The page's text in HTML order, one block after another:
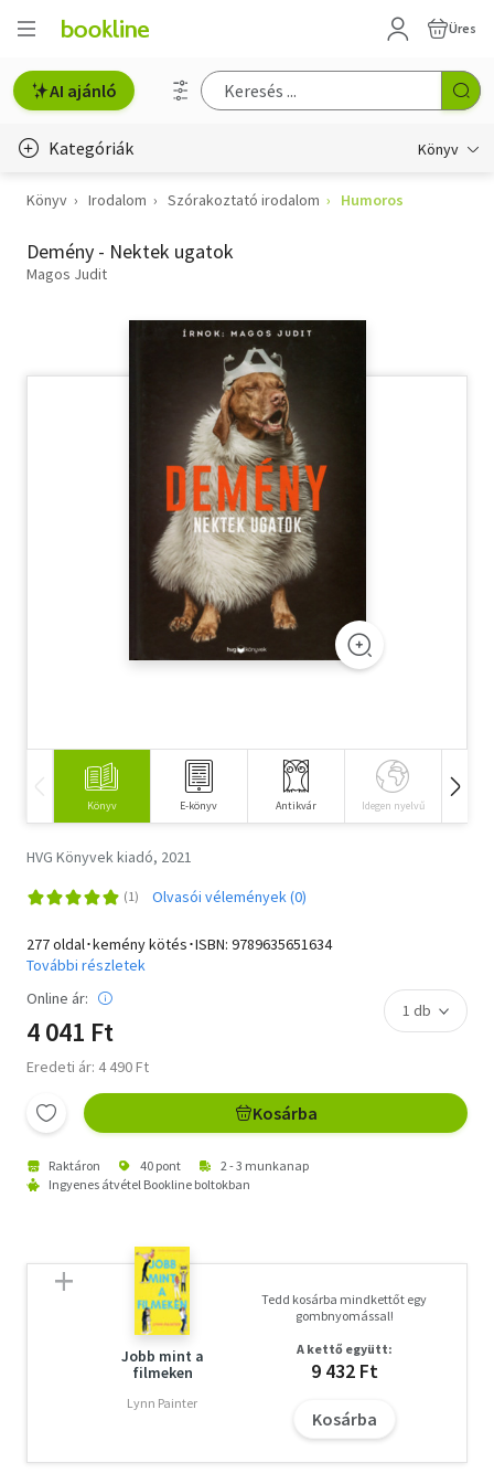
Üres
AI ajánló
Kategóriák Könyv
Életmód, egészség
Erotika
Szótár, nyelvkönyv
Tankönyv, segédkönyv
Társadalomtudomány
Könyv Irodalom Szórakoztató irodalom Humoros
Demény - Nektek ugatok
Magos Judit
Könyv E-könyv Antikvár Idegen nyelvű
HVG Könyvek kiadó, 2021
Olvasói vélemények (0)
277 oldal･kemény kötés･ISBN: 9789635651634
További részletek
Online ár:
4 041 Ft
Eredeti ár: 4 490 Ft
Kosárba
Raktáron 40 pont
2 - 3 munkanap
Ingyenes átvétel Bookline boltokban
Jobb mint a
filmeken
Lynn Painter
Tedd kosárba mindkettőt egy
gombnyomással!
A kettő együtt:
9 432 Ft
Kosárba